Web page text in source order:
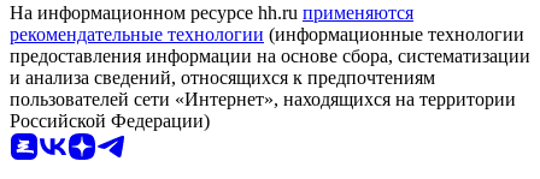
На информационном ресурсе hh.ru применяются
рекомендательные технологии (информационные технологии
предоставления информации на основе сбора, систематизации
и анализа сведений, относящихся к предпочтениям
пользователей сети «Интернет», находящихся на территории
Российской Федерации)